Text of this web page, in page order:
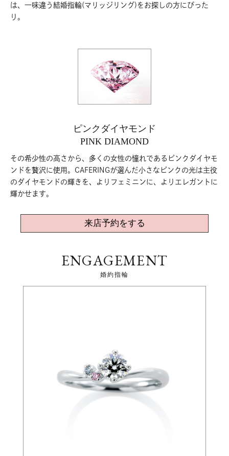
は、一味違う結婚指輪(マリッジリング)をお探しの方にぴった
り。
ピンクダイヤモンド
PINK DIAMOND
その希少性の高さから、多くの女性の憧れであるピンクダイヤモ
ンドを贅沢に使用。CAFERINGが選んだ小さなピンクの光は主役
のダイヤモンドの輝きを、よりフェミニンに、よりエレガントに
輝かせます。
来店予約をする
ENGAGEMENT
婚約指輪